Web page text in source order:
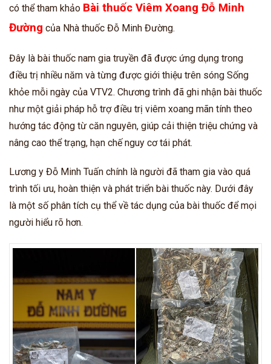
có thể tham khảo Bài thuốc Viêm Xoang Đỗ Minh
Đường của Nhà thuốc Đỗ Minh Đường.
Đây là bài thuốc nam gia truyền đã được ứng dụng trong
điều trị nhiều năm và từng được giới thiệu trên sóng Sống
khỏe mỗi ngày của VTV2. Chương trình đã ghi nhận bài thuốc
như một giải pháp hỗ trợ điều trị viêm xoang mãn tính theo
hướng tác động từ căn nguyên, giúp cải thiện triệu chứng và
nâng cao thể trạng, hạn chế nguy cơ tái phát.
Lương y Đỗ Minh Tuấn chính là người đã tham gia vào quá
trình tối ưu, hoàn thiện và phát triển bài thuốc này. Dưới đây
là một số phân tích cụ thể về tác dụng của bài thuốc để mọi
người hiểu rõ hơn.